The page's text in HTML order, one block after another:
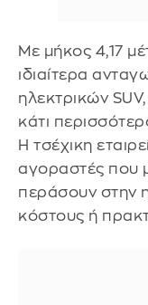
Με μήκος 4,17
ιδιαίτερα
ηλεκτρικών
κάτι
Η τσέχικη
αγοραστές που
περάσουν στην
κόστους ή